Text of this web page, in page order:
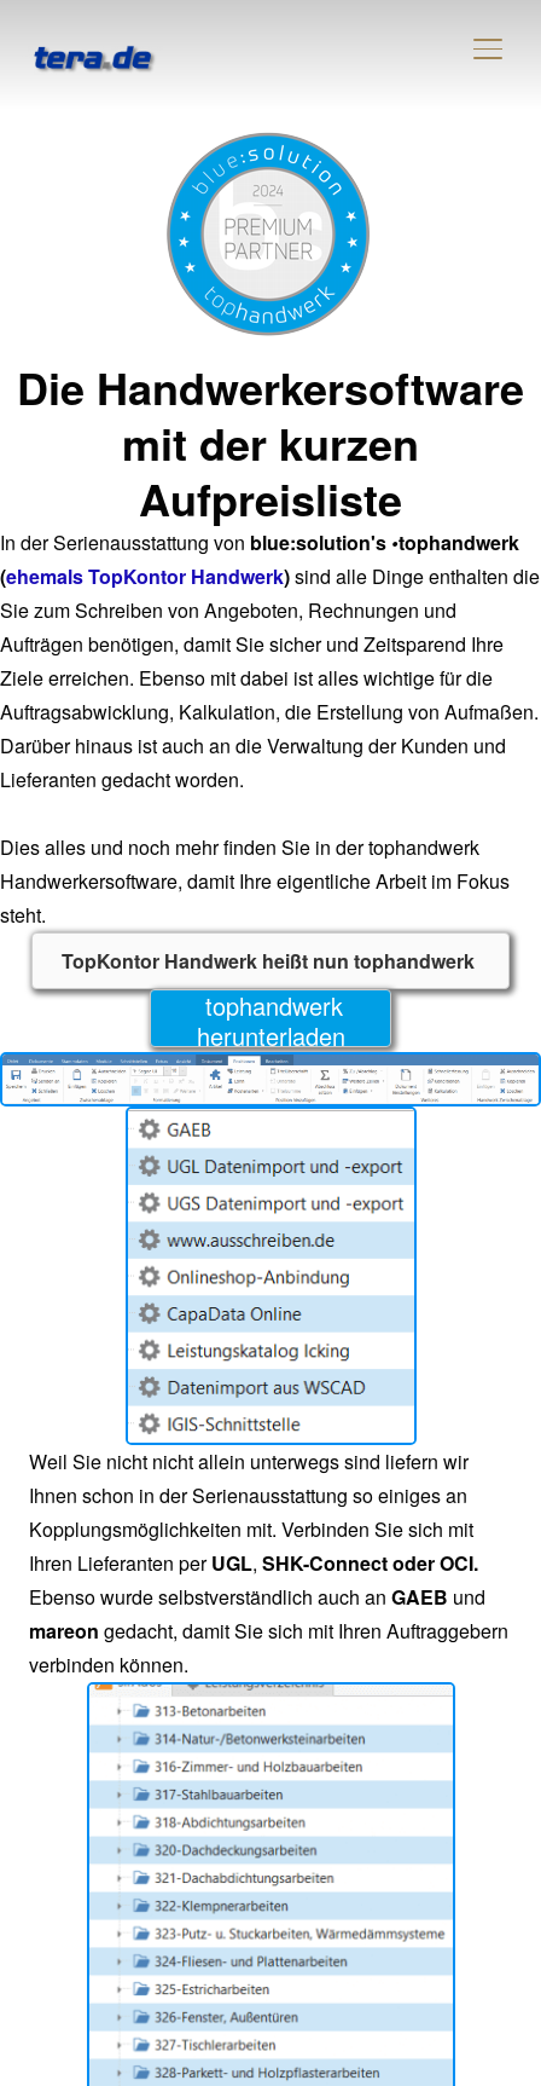
Die Handwerkersoftware
mit der kurzen
Aufpreisliste
In der Serienausstattung von blue:solution's •tophandwerk
(ehemals TopKontor Handwerk)sind alle Dinge enthalten die
Sie zum Schreiben von Angeboten, Rechnungen und
Aufträgen benötigen, damit Sie sicher und Zeitsparend Ihre
Ziele erreichen. Ebenso mit dabei ist alles wichtige für die
Auftragsabwicklung, Kalkulation, die Erstellung von Aufmaßen.
Darüber hinaus ist auch an die Verwaltung der Kunden und
Lieferanten gedacht worden.
Dies alles und noch mehr finden Sie in der tophandwerk
Handwerkersoftware, damit Ihre eigentliche Arbeit im Fokus
steht.
TopKontor Handwerk heißt nun tophandwerk
tophandwerk
herunterladen
Weil Sie nicht nicht allein unterwegs sind liefern wir
Ihnen schon in der Serienausstattung so einiges an
Kopplungsmöglichkeiten mit. Verbinden Sie sich mit
Ihren Lieferanten perUGL, SHK-Connect oder OCI.
Ebenso wurde selbstverständlich auch an GAEB und
mareon gedacht, damit Sie sich mit Ihren Auftraggebern
verbinden können.